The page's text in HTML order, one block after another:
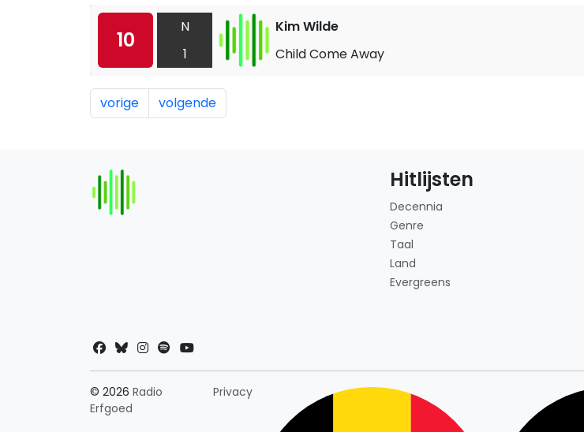
10
N
1
Kim Wilde
Child Come Away
vorige volgende
Hitlijsten
Decennia
Genre
Taal
Land
Evergreens
© 2026 Radio
Erfgoed
PrivacyLandkeuze